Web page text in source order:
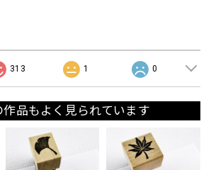
313 1 0
作品もよく見られています